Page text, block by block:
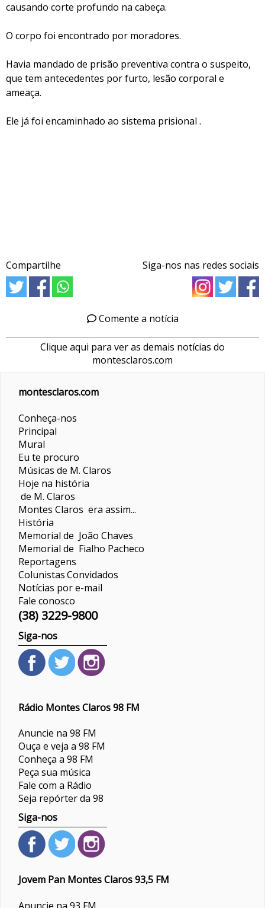
causando corte profundo na cabeça.
O corpo foi encontrado por moradores.
Havia mandado de prisão preventiva contra o suspeito,
que tem antecedentes por furto, lesão corporal e
ameaça.
Ele já foi encaminhado ao sistema prisional .
Compartilhe Siga-nos nas redes sociais
Comente a notícia
Clique aqui para ver as demais notícias do
montesclaros.com
montesclaros.com
Conheça-nos
Principal
Mural
Eu te procuro
Músicas de M. Claros
Hoje na história
de M. Claros
Montes Claros era assim...
História
Memorial de João Chaves
Memorial de Fialho Pacheco
Reportagens
ColunistasConvidados
Notícias por e-mail
Fale conosco
(38) 3229-9800
Siga-nos
Rádio Montes Claros 98 FM
Anuncie na 98 FM
Ouça e veja a 98 FM
Conheça a 98 FM
Peça sua música
Fale com a Rádio
Seja repórter da 98
Siga-nos
Jovem Pan Montes Claros 93,5 FM
Anuncie na 93 FM